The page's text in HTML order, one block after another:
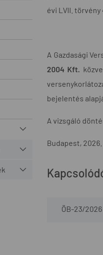
évi LVII.
A Gazdasági
2004 Kft.
bejelentés
A vizsgáló
Budapest, 2026.
ÖB-23/2026